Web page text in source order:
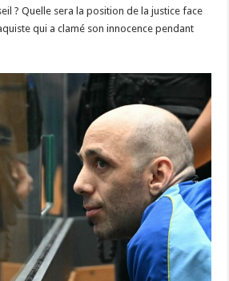
? Quelle sera la position de la justice face
qui a clamé son innocence pendant